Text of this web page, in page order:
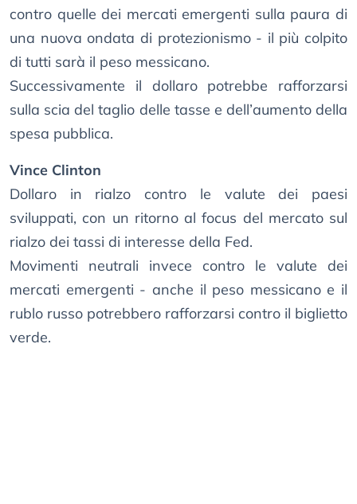
contro quelle dei mercati emergenti sulla paura di
una nuova ondata di protezionismo - il più colpito
di tutti sarà il peso messicano.
Successivamente il dollaro potrebbe rafforzarsi
sulla scia del taglio delle tasse e dell’aumento della
spesa pubblica.
Vince Clinton
Dollaro in rialzo contro le valute dei paesi
sviluppati, con un ritorno al focus del mercato sul
rialzo dei tassi di interesse della Fed.
Movimenti neutrali invece contro le valute dei
mercati emergenti - anche il peso messicano e il
rublo russo potrebbero rafforzarsi contro il biglietto
verde.